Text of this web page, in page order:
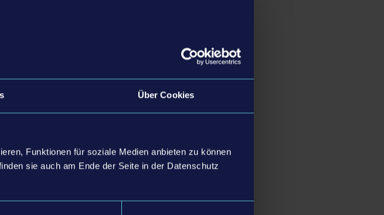
Über Cookies
Funktionen für soziale Medien anbieten zu können
sie auch am Ende der Seite in der Datenschutz
um nicht nur die beste Verteidigungsstrategie
zu starten.
spezielle Schilde zur eigenen Verteidigung in ihrem
auf dem Schlachtfeld abspielt, müssen die
und sich alle Möglichkeiten des Dohnenschwarms